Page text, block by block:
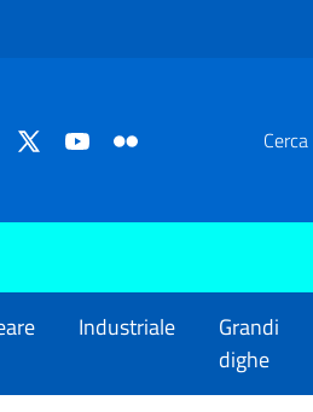
Cerca
Industriale
Grandi
dighe